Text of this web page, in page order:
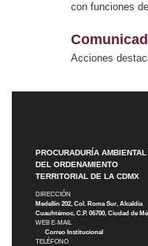
con funciones
Acciones
PROCURADURÍA AMBIENTAL
DEL ORDENAMIENTO
TERRITORIAL DE LA CDMX
DIRECCIÓN
Medellín 202, Col. Roma Sur, Alcaldía
Cuauhtémoc, C.P. 06700, Ciudad de
WEB E-MAIL
Correo Institucional
TELÉFONO